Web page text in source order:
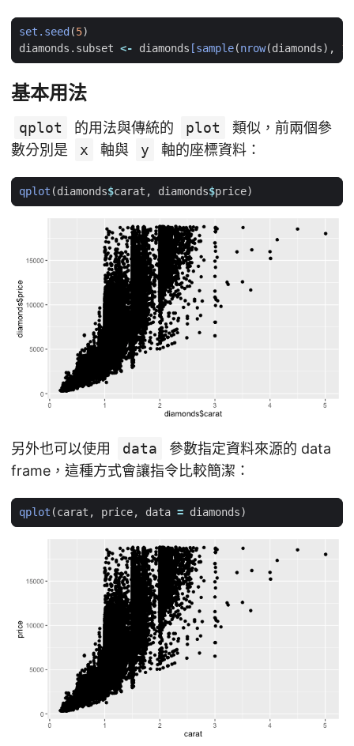
set.seed (5)
diamonds.subset <- diamonds [sample(nrow(diamonds),
基本用法
qplot 的用法與傳統的 plot
類似，前兩個參
數分別是
x 軸與 y 軸的座標資料：
qplot (diamonds$carat , diamonds$price)
另外也可以使用 data
參數指定資料來源的 data
frame，這種方式會讓指令比較簡潔：
qplot (carat , price, data = diamonds)